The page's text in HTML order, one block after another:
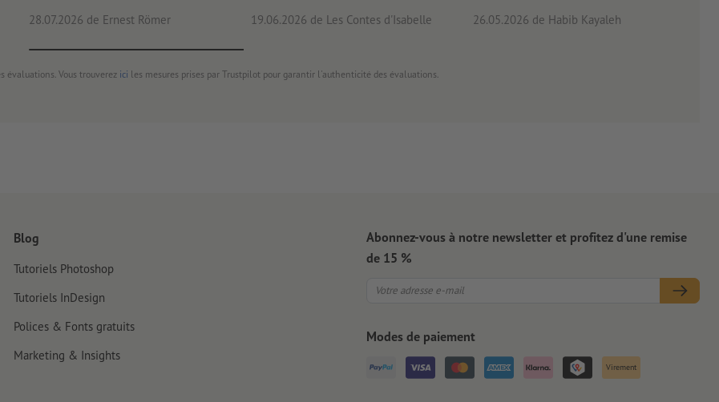
28.07.2026 de Ernest Römer 19.06.2026 de Les Contes d'Isabelle 26.05.2026 de Habib Kayaleh
évaluations. Vous trouverez ici les mesures prises par Trustpilot pour garantir l'authenticité des évaluations.
Blog
Tutoriels Photoshop
Tutoriels InDesign
Polices & Fonts gratuits
Marketing & Insights
Abonnez-vous à notre newsletter et profitez d'une remise
de 15 %
Modes de paiement
Virement